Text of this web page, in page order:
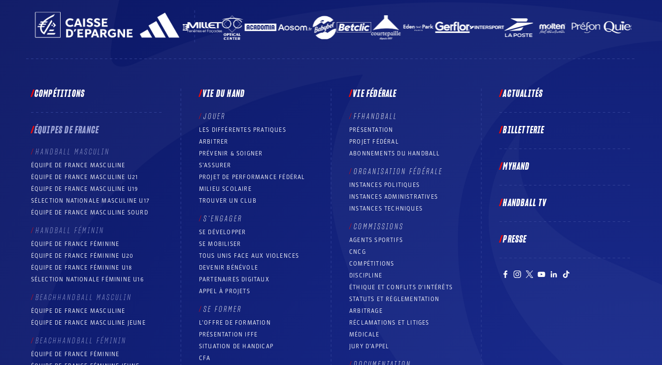
COMPÉTITIONS
ÉQUIPES DE FRANCE
HANDBALL MASCULIN
ÉQUIPE DE FRANCE MASCULINE
ÉQUIPE DE FRANCE MASCULINE U21
ÉQUIPE DE FRANCE MASCULINE U19
SÉLECTION NATIONALE MASCULINE U17
ÉQUIPE DE FRANCE MASCULINE SOURD
HANDBALL FÉMININ
ÉQUIPE DE FRANCE FÉMININE
ÉQUIPE DE FRANCE FÉMININE U20
ÉQUIPE DE FRANCE FÉMININE U18
SÉLECTION NATIONALE FÉMININE U16
BEACHHANDBALL MASCULIN
ÉQUIPE DE FRANCE MASCULINE
ÉQUIPE DE FRANCE MASCULINE JEUNE
BEACHHANDBALL FÉMININ
ÉQUIPE DE FRANCE FÉMININE
VIE DU HAND
JOUER
LES DIFFÉRENTES PRATIQUES
ARBITRER
PRÉVENIR & SOIGNER
S’ASSURER
PROJET DE PERFORMANCE FÉDÉRAL
MILIEU SCOLAIRE
TROUVER UN CLUB
S’ENGAGER
SE DÉVELOPPER
SE MOBILISER
TOUS UNIS FACE AUX VIOLENCES
DEVENIR BÉNÉVOLE
PARTENAIRES DIGITAUX
APPEL À PROJETS
SE FORMER
L’OFFRE DE FORMATION
PRÉSENTATION IFFE
SITUATION DE HANDICAP
CFA
VIE FÉDÉRALE
FFHANDBALL
PRÉSENTATION
PROJET FÉDÉRAL
ABONNEMENTS DU HANDBALL
ORGANISATION FÉDÉRALE
INSTANCES POLITIQUES
INSTANCES ADMINISTRATIVES
INSTANCES TECHNIQUES
COMMISSIONS
AGENTS SPORTIFS
CNCG
COMPÉTITIONS
DISCIPLINE
ÉTHIQUE ET CONFLITS D'INTÉRÊTS
STATUTS ET RÉGLEMENTATION
ARBITRAGE
RÉCLAMATIONS ET LITIGES
MÉDICALE
JURY D’APPEL
ACTUALITÉS
BILLETTERIE
MYHAND
HANDBALL TV
PRESSE